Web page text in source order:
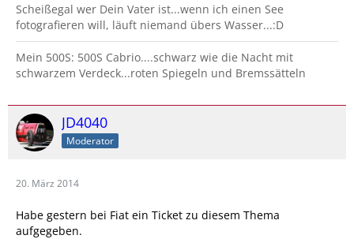
Scheißegal wer Dein Vater ist...wenn ich einen See
fotografieren will, läuft niemand übers Wasser...:D
Mein 500S: 500S Cabrio....schwarz wie die Nacht mit
schwarzem Verdeck...roten Spiegeln und Bremssätteln
JD4040
Moderator
20. März 2014
Habe gestern bei Fiat ein Ticket zu diesem Thema
aufgegeben.